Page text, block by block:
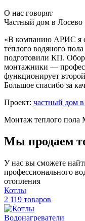
О нас говорят
Частный дом в Лосево
«В компанию АРИС я
теплого водяного
подготовили КП.
монтажники —
функционирует
Большое спасибо за
Проект: частный дом
Монтаж теплого пола
Мы продаем
У нас вы сможете
профессионального
отопления
Котлы
2 119 товаров
Водонагреватели